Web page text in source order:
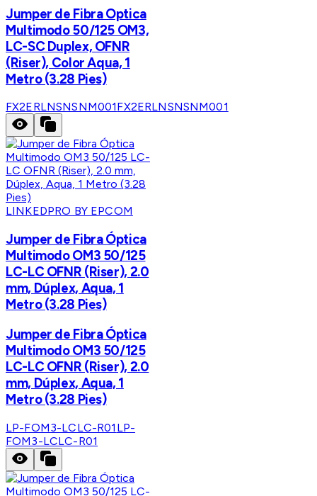
Jumper de Fibra Optica
Multimodo 50/125 OM3,
LC-SC Duplex, OFNR
(Riser), Color Aqua, 1
Metro (3.28 Pies)
FX2ERLNSNSNM001FX2ERLNSNSNM001
LINKEDPRO BY EPCOM
Jumper de Fibra Óptica
Multimodo OM3 50/125
LC-LC OFNR (Riser), 2.0
mm, Dúplex, Aqua, 1
Metro (3.28 Pies)
Jumper de Fibra Óptica
Multimodo OM3 50/125
LC-LC OFNR (Riser), 2.0
mm, Dúplex, Aqua, 1
Metro (3.28 Pies)
LP-FOM3-LCLC-R01 LP-
FOM3-LCLC-R01